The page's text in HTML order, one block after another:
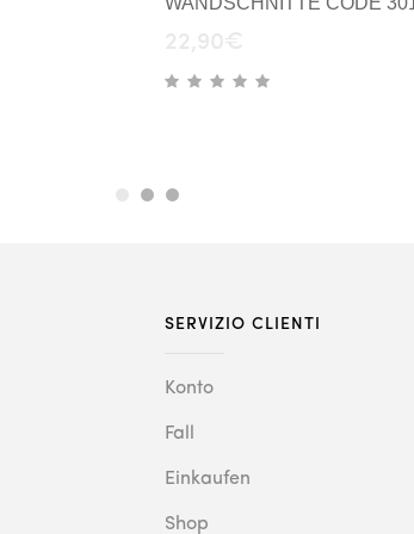
SERVIZIO CLIENTI
Konto
Fall
Einkaufen
Shop